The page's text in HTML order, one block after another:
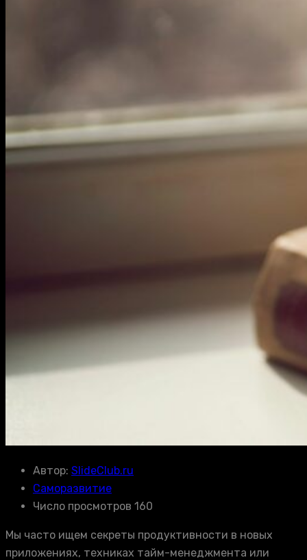
Автор: SlideClub.ru
Саморазвитие
Число просмотров 160
Мы часто ищем секреты продуктивности в новых
приложениях, техниках тайм-менеджмента или